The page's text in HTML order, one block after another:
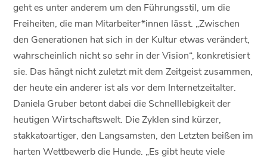
geht es unter anderem um den Führungsstil, um die
Freiheiten, die man Mitarbeiter*innen lässt. „Zwischen
den Generationen hat sich in der Kultur etwas verändert,
wahrscheinlich nicht so sehr in der Vision“, konkretisiert
sie. Das hängt nicht zuletzt mit dem Zeitgeist zusammen,
der heute ein anderer ist als vor dem Internetzeitalter.
Daniela Gruber betont dabei die Schnelllebigkeit der
heutigen Wirtschaftswelt. Die Zyklen sind kürzer,
stakkatoartiger, den Langsamsten, den Letzten beißen im
harten Wettbewerb die Hunde. „Es gibt heute viele